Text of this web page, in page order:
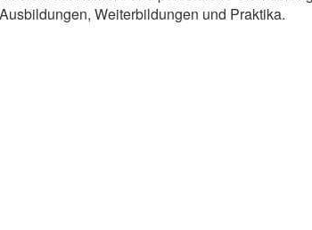
Weiterbildungen und Praktika.